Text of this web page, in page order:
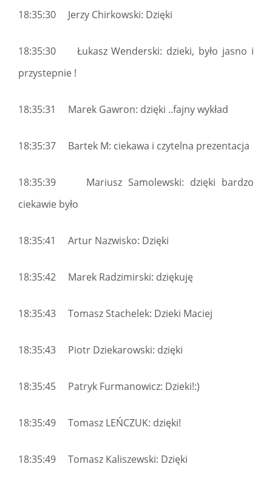
18:35:30 Jerzy Chirkowski: Dzięki
18:35:30 Łukasz Wenderski: dzieki, było jasno i
przystepnie !
18:35:31 Marek Gawron: dzięki ..fajny wykład
18:35:37 Bartek M: ciekawa i czytelna prezentacja
18:35:39 Mariusz Samolewski: dzięki bardzo
ciekawie było
18:35:41 Artur Nazwisko: Dzięki
18:35:42 Marek Radzimirski: dziękuję
18:35:43 Tomasz Stachelek: Dzieki Maciej
18:35:43 Piotr Dziekarowski: dzięki
18:35:45 Patryk Furmanowicz: Dzieki!:)
18:35:49 Tomasz LEŃCZUK: dzięki!
18:35:49 Tomasz Kaliszewski: Dzięki